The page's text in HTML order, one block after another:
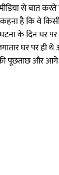
से बात
है कि वे
के दिन घर
घर पर ही
पूछताछ और